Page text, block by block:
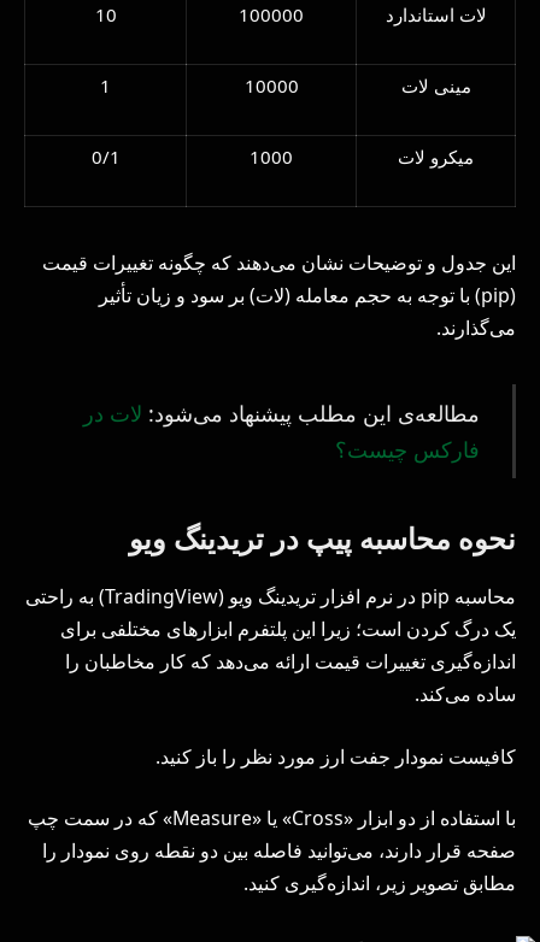
لات استاندارد 100000
10
مینی لات 10000
1
میکرو لات 1000
0/1
این جدول و توضیحات نشان می‌دهند که چگونه تغییرات قیمت
(pip) با توجه به حجم معامله (لات) بر سود و زیان تأثیر
می‌گذارند.
مطالعه‌ی این مطلب پیشنهاد می‌شود: لات در
فارکس چیست؟
نحوه محاسبه پیپ در تریدینگ ویو
محاسبه pip در نرم افزار تریدینگ ویو (TradingView) به راحتی
یک درگ کردن است؛ زیرا این پلتفرم ابزارهای مختلفی برای
اندازه‌گیری تغییرات قیمت ارائه می‌دهد که کار مخاطبان را
ساده می‌کند.
کافیست نمودار جفت ارز مورد نظر را باز کنید.
با استفاده از دو ابزار «Cross» یا «Measure» که در سمت چپ
صفحه قرار دارند، می‌توانید فاصله بین دو نقطه روی نمودار را
مطابق تصویر زیر، اندازه‌گیری کنید.